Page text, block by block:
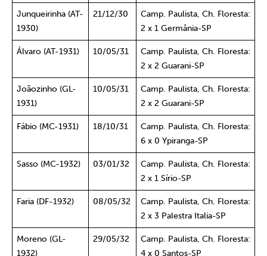
Junqueirinha (AT-
1930)
21/12/30
Camp. Paulista, Ch. Floresta:
2 x 1 Germânia-SP
Álvaro (AT-1931) 10/05/31
Camp. Paulista, Ch. Floresta:
2 x 2 Guarani-SP
Joãozinho (GL-
1931)
10/05/31
Camp. Paulista, Ch. Floresta:
2 x 2 Guarani-SP
Fábio (MC-1931) 18/10/31
Camp. Paulista, Ch. Floresta:
6 x 0 Ypiranga-SP
Sasso (MC-1932) 03/01/32
Camp. Paulista, Ch. Floresta:
2 x 1 Sírio-SP
Faria (DF-1932) 08/05/32
Camp. Paulista, Ch. Floresta:
2 x 3 Palestra Italia-SP
Moreno (GL-
1932)
29/05/32
Camp. Paulista, Ch. Floresta:
4 x 0 Santos-SP